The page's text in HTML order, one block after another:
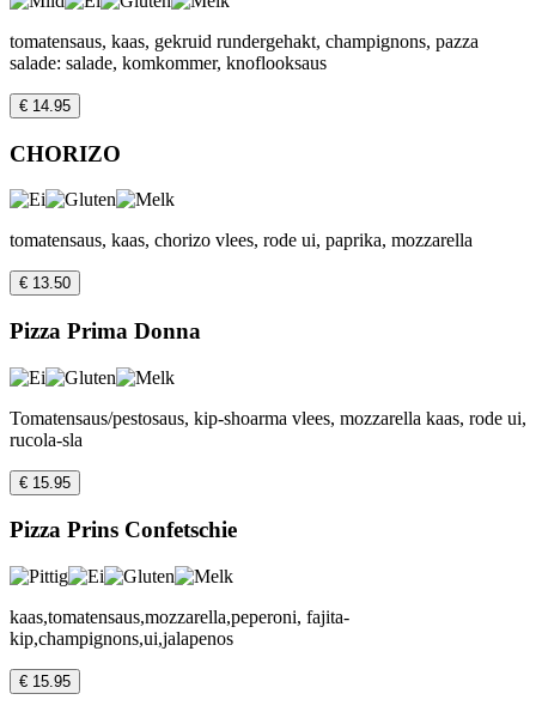
tomatensaus, kaas, gekruid rundergehakt, champignons, pazza
salade: salade, komkommer, knoflooksaus
€ 14.95
CHORIZO
tomatensaus, kaas, chorizo vlees, rode ui, paprika, mozzarella
€ 13.50
Pizza Prima Donna
Tomatensaus/pestosaus, kip-shoarma vlees, mozzarella kaas, rode ui,
rucola-sla
€ 15.95
Pizza Prins Confetschie
kaas,tomatensaus,mozzarella,peperoni, fajita-
kip,champignons,ui,jalapenos
€ 15.95